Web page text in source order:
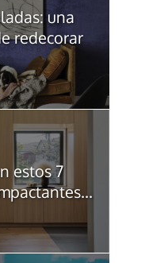
una
redecorar
estos 7